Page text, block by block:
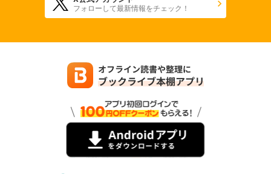
フォローして最新情報をチェック！